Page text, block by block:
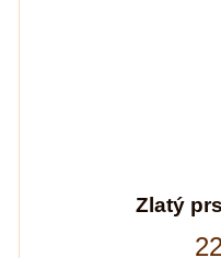
Zlatý